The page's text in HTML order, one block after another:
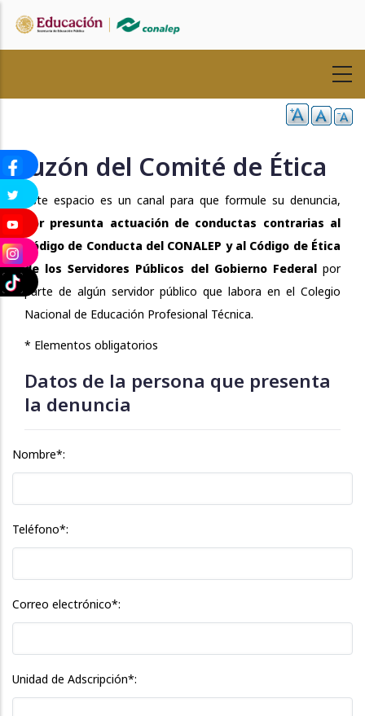
Buzón del Comité de Ética
Este espacio es un canal para que formule su denuncia,
por presunta actuación de conductas contrarias al
Código de Conducta del CONALEP y al Código de Ética
de los Servidores Públicos del Gobierno Federal por
parte de algún servidor público que labora en el Colegio
Nacional de Educación Profesional Técnica.
* Elementos obligatorios
Datos de la persona que presenta
la denuncia
Nombre*:
Teléfono*:
Correo electrónico*:
Unidad de Adscripción*: